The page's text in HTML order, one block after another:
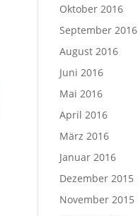
Oktober 2016
September 2016
August 2016
Juni 2016
Mai 2016
April 2016
März 2016
Januar 2016
Dezember 2015
November 2015